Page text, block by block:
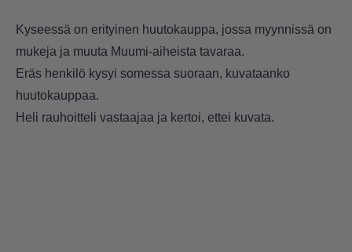
Kyseessä on erityinen huutokauppa, jossa myynnissä on
mukeja ja muuta Muumi-aiheista tavaraa.
Eräs henkilö kysyi somessa suoraan, kuvataanko
huutokauppaa.
Heli rauhoitteli vastaajaa ja kertoi, ettei kuvata.